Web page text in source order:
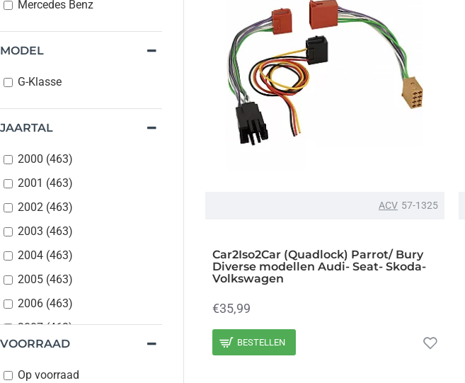
JAARTAL
2000 (463)
2001 (463)
2002 (463)
2003 (463)
2004 (463)
2005 (463)
2006 (463)
2007 (463)
2008 (463)
2009 (463)
MODEL
G-Klasse
Mercedes Benz
VOORRAAD
Op voorraad
ACV 57-1325
Car2Iso2Car (Quadlock) Parrot/ Bury
Diverse modellen Audi- Seat- Skoda-
Volkswagen
€35,99
BESTELLEN